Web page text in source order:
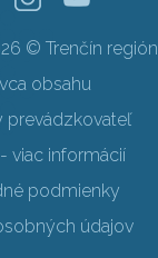
© Trenčín región
obsahu
prevádzkovateľ
viac informácií
podmienky
údajov